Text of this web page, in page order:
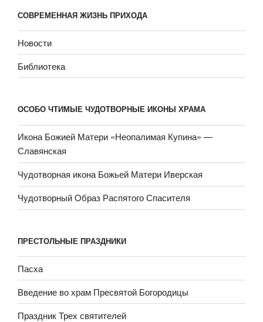
СОВРЕМЕННАЯ ЖИЗНЬ ПРИХОДА
Новости
Библиотека
ОСОБО ЧТИМЫЕ ЧУДОТВОРНЫЕ ИКОНЫ ХРАМА
Икона Божией Матери «Неопали­мая Купина» —
Славянская
Чудотворная икона Божьей Матери Иверская
Чудотворный Образ Распятого Спасителя
ПРЕСТОЛЬНЫЕ ПРАЗДНИКИ
Пасха
Введение во храм Пресвятой Богородицы
Праздник Трех святителей